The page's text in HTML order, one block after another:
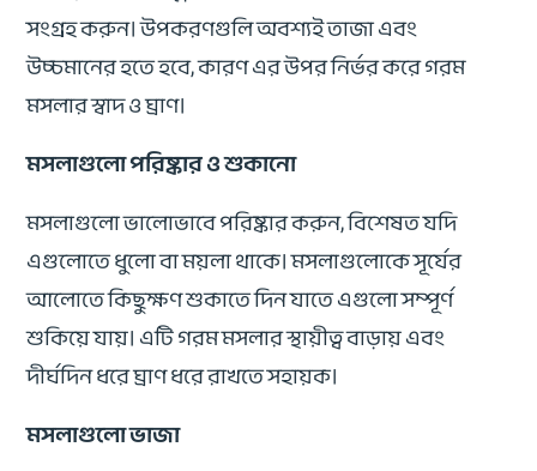
সংগ্রহ করুন। উপকরণগুলি অবশ্যই তাজা এবং
উচ্চমানের হতে হবে, কারণ এর উপর নির্ভর করে গরম
মসলার স্বাদ ও ঘ্রাণ।
মসলাগুলো পরিষ্কার ও শুকানো
মসলাগুলো ভালোভাবে পরিষ্কার করুন, বিশেষত যদি
এগুলোতে ধুলো বা ময়লা থাকে। মসলাগুলোকে সূর্যের
আলোতে কিছুক্ষণ শুকাতে দিন যাতে এগুলো সম্পূর্ণ
শুকিয়ে যায়। এটি গরম মসলার স্থায়ীত্ব বাড়ায় এবং
দীর্ঘদিন ধরে ঘ্রাণ ধরে রাখতে সহায়ক।
মসলাগুলো ভাজা